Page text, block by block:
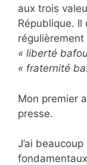
aux trois
République.
« liberté
« fraternité
Mon premier
presse.
J’ai